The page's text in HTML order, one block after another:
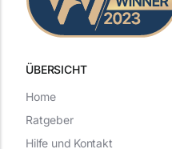
ÜBERSICHT
Home
Ratgeber
Hilfe und Kontakt